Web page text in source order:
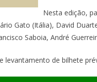
Nesta edição,
Gato (Itália), David
Saboia, André
levantamento de bilhete